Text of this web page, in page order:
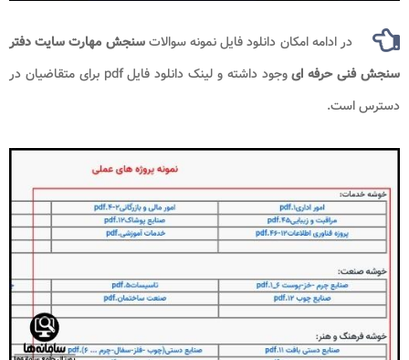
در ادامه امکان دانلود فایل نمونه سوالاتسنجش مهارت سایت دفتر
سنجش فنی حرفه ای
وجود داشته و لینک دانلود فایل pdf برای متقاضیان در
دسترس است.